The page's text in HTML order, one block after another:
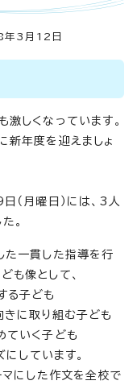
3月12日
しくなっています。
新年度を迎えましょ
（月曜日）には、3人
。
一貫した指導を行
も像として、
る子ども
きに取り組む子ども
ていく子ども
にしています。
マにした作文を全校で